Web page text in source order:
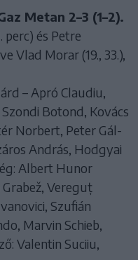
Metan 2–3 (1–2).
perc) és Petre
Vlad Morar (19., 33.),
– Apró Claudiu,
Botond, Kovács
Norbert, Peter Gál-
András, Hodgyai
Albert Hunor
Vereguț
Szufián
Marvin Schieb,
Valentin Suciiu,